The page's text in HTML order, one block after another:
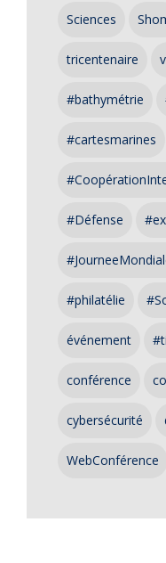
Sciences
tricentenaire
#bathymétrie
#cartesmarines
#Défense
#philatélie
événement
conférence
cybersécurité
WebConférence